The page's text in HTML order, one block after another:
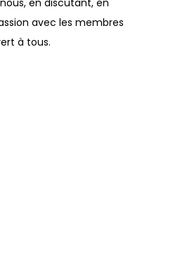
avec les membres
à tous.